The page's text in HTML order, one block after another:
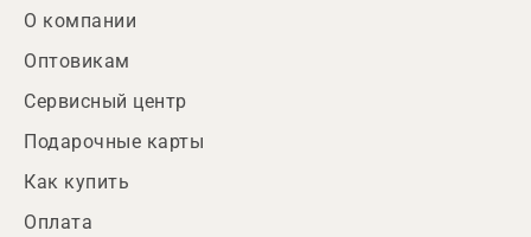
О компании
Оптовикам
Сервисный центр
Подарочные карты
Как купить
Оплата